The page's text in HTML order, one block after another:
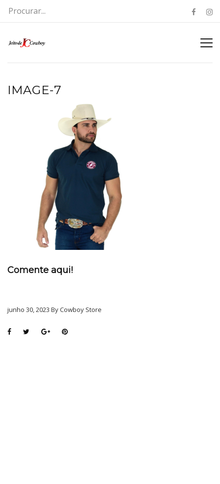
IMAGE-7
Comente aqui!
junho 30, 2023 By Cowboy Store